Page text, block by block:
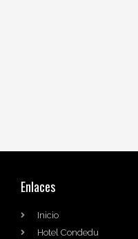
Enlaces
Inicio
Hotel Condedu